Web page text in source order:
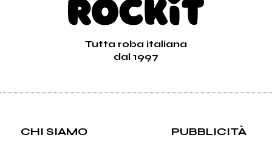
Tutta roba italiana
dal 1997
CHI SIAMO PUBBLICITÀ